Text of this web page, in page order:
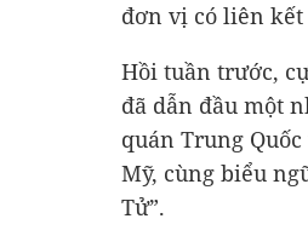
đơn vị có liên kết
Hồi tuần trước,
đã dẫn đầu một
quán Trung
Mỹ, cùng biểu
Tử”.